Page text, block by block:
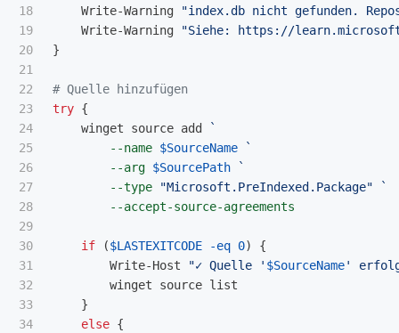
18
19
20
21
22
23
24
25
26
27
28
29
30
31
32
33
34
Write-Warning
"index.db nicht gefunden.
Write-Warning
"Siehe: https://
}
# Quelle hinzufügen
try {
winget
source add
--name $SourceName
--arg $SourcePath
--type
"Microsoft.PreIndexed.Package"
--accept-source-agreements
if ($LASTEXITCODE -eq 0)
{
Write-Host
"✓ Quelle ' $SourceName'
winget
source list
}
else {